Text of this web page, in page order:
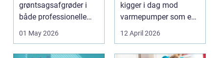
grøntsagsafgrøder i
både professionelle
køkkenhaver og større
landbrugspro...
01 May 2026
kigger i dag mod
varmepumper som en
vej til lavere
varmeregnin...
12 April 2026